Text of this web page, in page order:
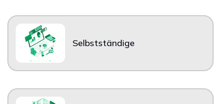
Selbstständige